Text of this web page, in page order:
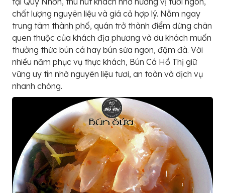
chất lượng nguyên liệu và giá cả hợp lý. Nằm ngay
trung tâm thành phố, quán trở thành điểm dừng chân
quen thuộc của khách địa phương và du khách muốn
thưởng thức bún cá hay bún sứa ngon, đậm đà. Với
nhiều năm phục vụ thực khách, Bún Cá Hồ Thị giữ
vững uy tín nhờ nguyên liệu tươi, an toàn và dịch vụ
nhanh chóng.